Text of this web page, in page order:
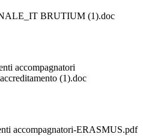
BRUTIUM (1).doc
accompagnatori
(1).doc
accompagnatori-ERASMUS.pdf